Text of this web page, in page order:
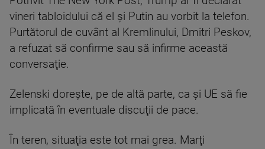
vineri tabloidului că el şi Putin au vorbit la telefon.
Purtătorul de cuvânt al Kremlinului, Dmitri Peskov,
a refuzat să confirme sau să infirme această
conversaţie.
Zelenski doreşte, pe de altă parte, ca şi UE să fie
implicată în eventuale discuţii de pace.
În teren, situaţia este tot mai grea. Marţi